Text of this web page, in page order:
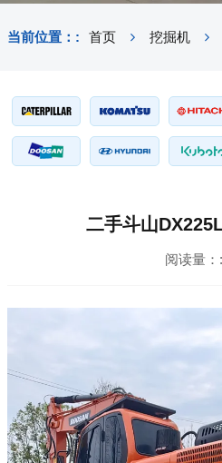
当前位置：: 首页 挖掘机
二手斗山
阅读量：: